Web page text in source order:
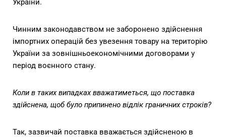
України.
Чинним законодавством не заборонено здійснення
імпортних операцій без увезення товару на територію
України за зовнішньоекономічними договорами у
період воєнного стану.
Коли в таких випадках вважатиметься, що поставка
здійснена, щоб було припинено відлік граничних строків?
Так, зазвичай поставка вважається здійсненою в